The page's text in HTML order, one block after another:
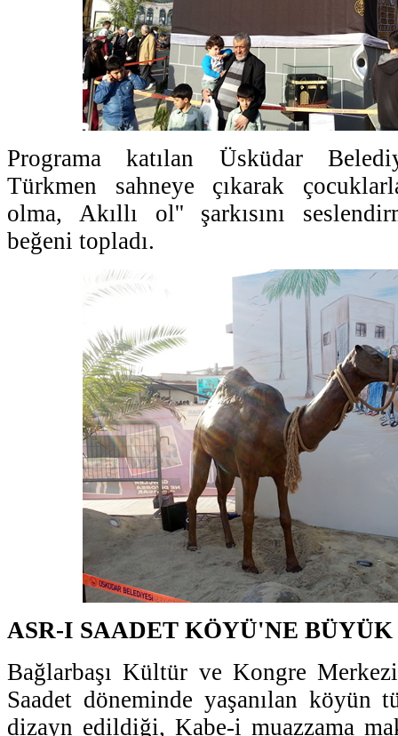
Programa katılan Üsküdar
Türkmen sahneye çıkarak
olma, Akıllı ol'' şarkısını
beğeni topladı.
ASR-I SAADET KÖYÜ'NE
Bağlarbaşı Kültür ve Kongre
Saadet döneminde yaşanılan köyün
dizayn edildiği, Kabe-i muazzama